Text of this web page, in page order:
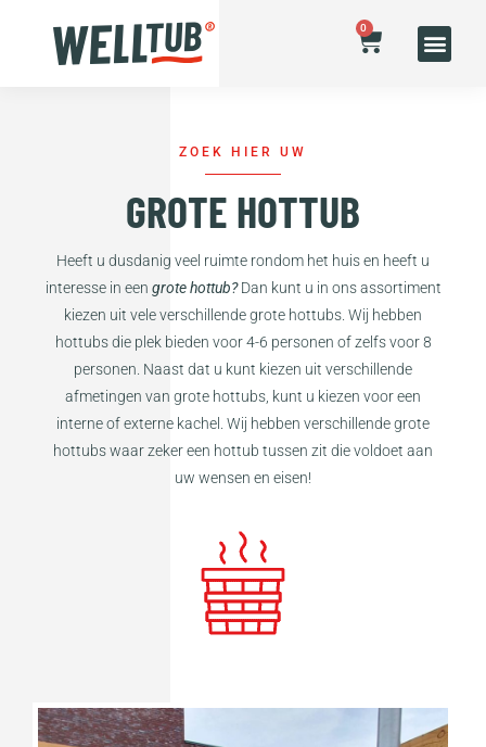
0
ZOEK HIER UW
GROTE HOTTUB
Heeft u dusdanig veel ruimte rondom het huis en heeft u
interesse in een grote hottub?Dan kunt u in ons assortiment
kiezen uit vele verschillende grote hottubs. Wij hebben
hottubs die plek bieden voor 4-6 personen of zelfs voor 8
personen. Naast dat u kunt kiezen uit verschillende
afmetingen van grote hottubs, kunt u kiezen voor een
interne of externe kachel. Wij hebben verschillende grote
hottubs waar zeker een hottub tussen zit die voldoet aan
uw wensen en eisen!